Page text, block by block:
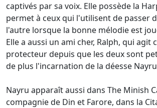
captivés par sa voix. Elle possède la
permet à ceux qui l'utilisent de passer
l'autre lorsque la bonne mélodie est
Elle a aussi un ami cher, Ralph, qui agit
protecteur depuis que les deux sont
de plus l'incarnation de la déesse
Nayru apparaît aussi dans The Minish
compagnie de Din et Farore, dans la